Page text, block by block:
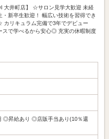
大井町店】 ☆サロン見学大歓迎 未経
・新卒生歓迎！ 幅広い技術を習得でき
カリキュラム完備で3年でデビュー
スで学べるから安心◎ 充実の休暇制度
◎昇給あり ◎店販手当あり(10％還